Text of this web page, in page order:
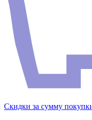
Скидки за сумму